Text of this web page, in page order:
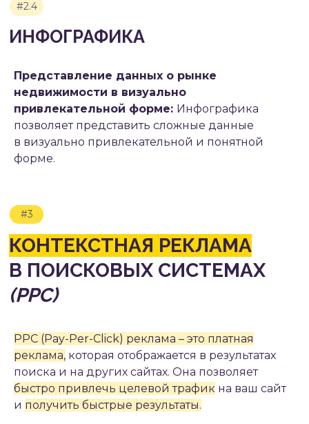
Представление данных о рынке
недвижимости в визуально
привлекательной форме: Инфографика
позволяет представить сложные данные
в визуально привлекательной и понятной
форме.
PPC (Pay-Per-Click) реклама – это платная
реклама, которая отображается в результатах
поиска и на других сайтах. Она позволяет
быстро привлечь целевой трафик на ваш сайт
и получить быстрые результаты.
ТАРГЕТИРОВАННАЯ РЕКЛАМА
#4.3
E-MAIL МАРКЕТИНГ
#5